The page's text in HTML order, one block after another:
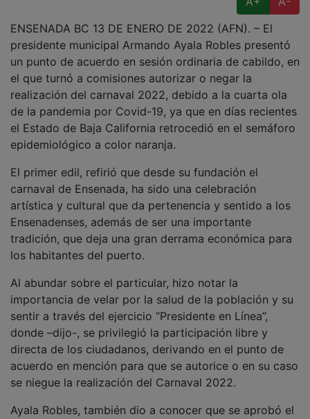
ENSENADA BC 13 DE ENERO DE 2022 (AFN). – El
presidente municipal Armando Ayala Robles presentó
un punto de acuerdo en sesión ordinaria de cabildo, en
el que turnó a comisiones autorizar o negar la
realización del carnaval 2022, debido a la cuarta ola
de la pandemia por Covid-19, ya que en días recientes
el Estado de Baja California retrocedió en el semáforo
epidemiológico a color naranja.
El primer edil, refirió que desde su fundación el
carnaval de Ensenada, ha sido una celebración
artística y cultural que da pertenencia y sentido a los
Ensenadenses, además de ser una importante
tradición, que deja una gran derrama económica para
los habitantes del puerto.
Al abundar sobre el particular, hizo notar la
importancia de velar por la salud de la población y su
sentir a través del ejercicio “Presidente en Línea”,
donde –dijo-, se privilegió la participación libre y
directa de los ciudadanos, derivando en el punto de
acuerdo en mención para que se autorice o en su caso
se niegue la realización del Carnaval 2022.
Ayala Robles, también dio a conocer que se aprobó el